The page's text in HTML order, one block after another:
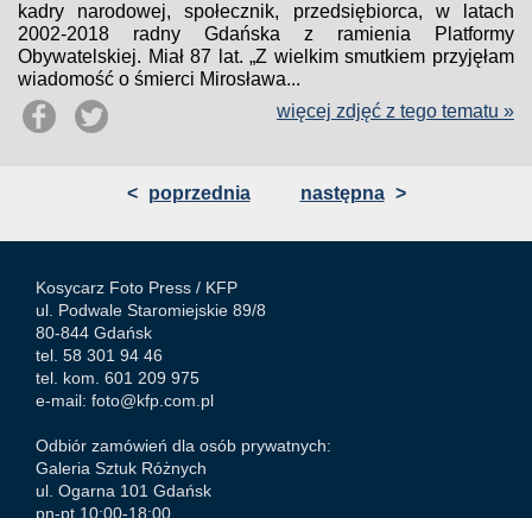
kadry narodowej, społecznik, przedsiębiorca, w latach
2002-2018 radny Gdańska z ramienia Platformy
Obywatelskiej. Miał 87 lat. „Z wielkim smutkiem przyjęłam
wiadomość o śmierci Mirosława...
więcej zdjęć z tego tematu »
< poprzednia następna >
Kosycarz Foto Press / KFP
ul. Podwale Staromiejskie 89/8
80-844 Gdańsk
tel. 58 301 94 46
tel. kom. 601 209 975
e-mail: foto@kfp.com.pl
Odbiór zamówień dla osób prywatnych:
Galeria Sztuk Różnych
ul. Ogarna 101 Gdańsk
pn-pt 10:00-18:00